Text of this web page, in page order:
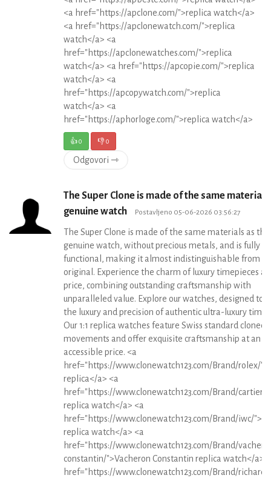
<a href="https://apclone.com/">replica watch</a>
<a href="https://apclonewatch.com/">replica
watch</a> <a
href="https://apclonewatches.com/">replica
watch</a> <a href="https://apcopie.com/">replica
watch</a> <a
href="https://apcopywatch.com/">replica
watch</a> <a
href="https://aphorloge.com/">replica watch</a>
👍0 👎0
Odgovori ⇾
The Super Clone is made of the same materials
genuine watch
Postavljeno 05-06-2026 03:56:27
The Super Clone is made of the same materials as the
genuine watch, without precious metals, and is fully
functional, making it almost indistinguishable from
original. Experience the charm of luxury timepieces at
price, combining outstanding craftsmanship with
unparalleled value. Explore our watches, designed to
the luxury and precision of authentic ultra-luxury
Our 1:1 replica watches feature Swiss standard cloned
movements and offer exquisite craftsmanship at an
accessible price. <a
href="https://www.clonewatch123.com/Brand/rolex/
replica</a> <a
href="https://www.clonewatch123.com/Brand/cartier/
replica watch</a> <a
href="https://www.clonewatch123.com/Brand/iwc/
replica watch</a> <a
href="https://www.clonewatch123.com/Brand/
constantin/">Vacheron Constantin replica watch</a>
href="https://www.clonewatch123.com/Brand/richard-